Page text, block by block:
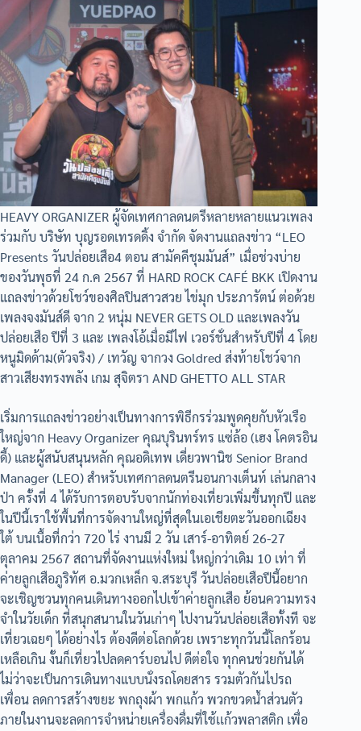
HEAVY ORGANIZER ผู้จัดเทศกาลดนตรีหลายหลายแนวเพลง
ร่วมกับ บริษัท บุญรอดเทรดดิ้ง จำกัด จัดงานแถลงข่าว “LEO
Presents วันปล่อยเสือ4 ตอน สามัคคีชุมมันส์” เมื่อช่วงบ่าย
ของวันพุธที่ 24 ก.ค 2567 ที่ HARD ROCK CAFÉ BKK เปิดงาน
แถลงข่าวด้วยโชว์ของศิลปินสาวสวย ไข่มุก ประภารัตน์ ต่อด้วย
เพลงจงมันส์ดี จาก 2 หนุ่ม NEVER GETS OLD และเพลงวัน
ปล่อยเสือ ปีที่ 3 และ เพลงโอ้เมื่อมีไฟ เวอร์ชั่นสำหรับปีที่ 4 โดย
หนูมิดด้าม(ตัวจริง) / เทวัญ จากวง Goldred ส่งท้ายโชว์จาก
สาวเสียงทรงพลัง เกม สุจิตรา AND GHETTO ALL STAR
เริ่มการแถลงข่าวอย่างเป็นทางการพิธีกรร่วมพูดคุยกับหัวเรือ
ใหญ่จาก Heavy Organizer คุณบุรินทร์ทร แซ่ล้อ (เฮง โคตรอิน
ดี้) และผู้สนับสนุนหลัก คุณอดิเทพ เดี่ยวพานิช Senior Brand
Manager (LEO) สำหรับเทศกาลดนตรีนอนกางเต็นท์ เล่นกลาง
ป่า ครั้งที่ 4 ได้รับการตอบรับจากนักท่องเที่ยวเพิ่มขึ้นทุกปี และ
ในปีนี้เราใช้พื้นที่การจัดงานใหญ่ที่สุดในเอเชียตะวันออกเฉียง
ใต้ บนเนื้อที่กว่า 720 ไร่ งานมี 2 วัน เสาร์-อาทิตย์ 26-27
ตุลาคม 2567 สถานที่จัดงานแห่งใหม่ ใหญ่กว่าเดิม 10 เท่า ที่
ค่ายลูกเสือภูริทัศ อ.มวกเหล็ก จ.สระบุรี วันปล่อยเสือปีนี้อยาก
จะเชิญชวนทุกคนเดินทางออกไปเข้าค่ายลูกเสือ ย้อนความทรง
จำในวัยเด็ก ที่สนุกสนานในวันเก่าๆ ไปงานวันปล่อยเสือทั้งที จะ
เที่ยวเฉยๆ ได้อย่างไร ต้องดีต่อโลกด้วย เพราะทุกวันนี้โลกร้อน
เหลือเกิน งั้นก็เที่ยวไปลดคาร์บอนไป ดีต่อใจ ทุกคนช่วยกันได้
ไม่ว่าจะเป็นการเดินทางแบบนั่งรถโดยสาร รวมตัวกันไปรถ
เพื่อน ลดการสร้างขยะ พกถุงผ้า พกแก้ว พวกขวดน้ำส่วนตัว
ภายในงานจะลดการจำหน่ายเครื่องดื่มที่ใช้เเก้วพลาสติก เพื่อ